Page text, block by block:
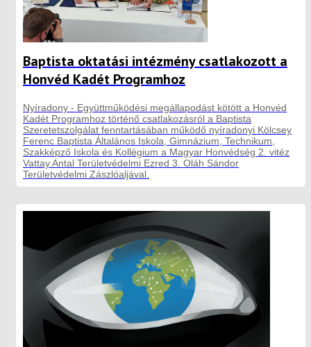
Baptista oktatási intézmény csatlakozott a
Honvéd Kadét Programhoz
Nyíradony - Együttműködési megállapodást kötött a Honvéd
Kadét Programhoz történő csatlakozásról a Baptista
Szeretetszolgálat fenntartásában működő nyíradonyi Kölcsey
Ferenc Baptista Általános Iskola, Gimnázium, Technikum,
Szakképző Iskola és Kollégium a Magyar Honvédség 2. vitéz
Vattay Antal Területvédelmi Ezred 3. Oláh Sándor
Területvédelmi Zászlóaljával.